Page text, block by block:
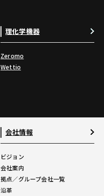
理化学機器
Zeromo
Wettio
会社情報
ビジョン
会社案内
拠点／グループ会社一覧
沿革